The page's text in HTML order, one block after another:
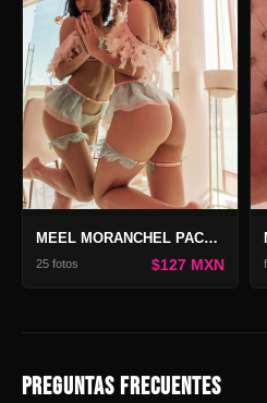
MEEL MORANCHEL PACK COFFEE DATE 2
25 fotos $127 MXN
PREGUNTAS FRECUENTES